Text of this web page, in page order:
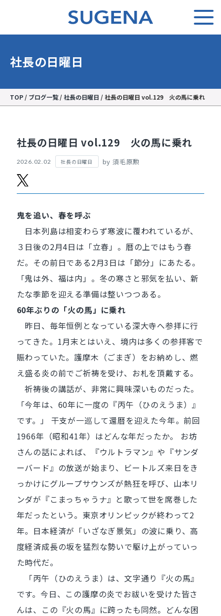
社長の日曜日
TOP / ブログ一覧/社長の日曜日 /社長の日曜日 vol.129 火の馬に乗れ
社長の日曜日 vol.129 火の馬に乗れ
2026.02.02 社長の日曜日 by 須毛原勲
鬼を追い、春を呼ぶ
日本列島は相変わらず寒波に覆われているが、
３日後の2月4日は「立春」。暦の上ではもう春
だ。その前日である2月3日は「節分」にあたる。
「鬼は外、福は内」。冬の寒さと邪気を払い、新
たな季節を迎える準備は整いつつある。
60年ぶりの「火の馬」に乗れ
昨日、毎年恒例となっている深大寺へ参拝に行
ってきた。1月末とはいえ、境内は多くの参拝客で
賑わっていた。護摩木（ごまぎ）をお納めし、燃
え盛る炎の前でご祈祷を受け、お札を頂戴する。
祈祷後の講話が、非常に興味深いものだった。
「今年は、60年に一度の『丙午（ひのえうま）』
です。」 干支が一巡して還暦を迎えた今年。前回
1966年（昭和41年）はどんな年だったか。 お坊
さんの話によれば、『ウルトラマン』や『サンダ
ーバード』の放送が始まり、ビートルズ来日をき
っかけにグループサウンズが熱狂を呼び、山本リ
ンダが『こまっちゃうナ』と歌って世を席巻した
年だったという。東京オリンピックが終わって2
年。日本経済が「いざなぎ景気」の波に乗り、高
度経済成長の坂を猛烈な勢いで駆け上がっていっ
た時代だ。
「丙午（ひのえうま）は、文字通り『火の馬』
です。今日、この護摩の炎でお祓いを受けた皆さ
んは、この『火の馬』に跨ったも同然。どんな困